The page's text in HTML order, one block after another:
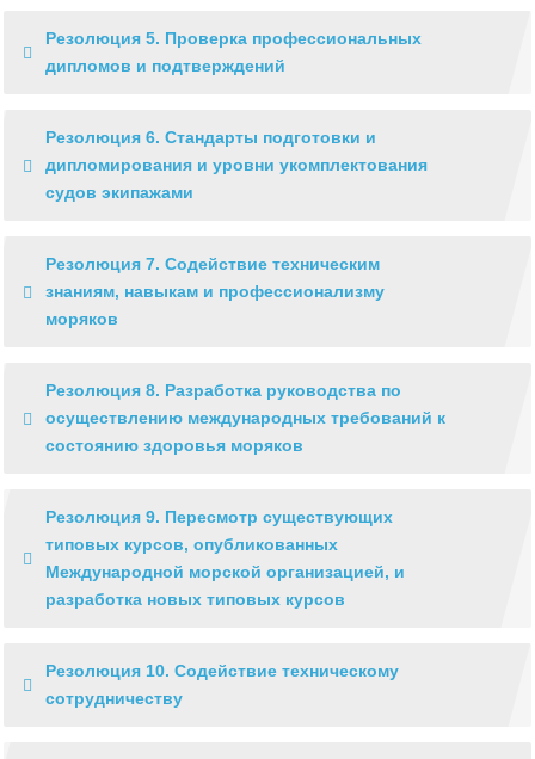
Резолюция 5. Проверка профессиональных
дипломов и подтверждений
Резолюция 6. Стандарты подготовки и
дипломирования и уровни укомплектования
судов экипажами
Резолюция 7. Содействие техническим
знаниям, навыкам и профессионализму
моряков
Резолюция 8. Разработка руководства по
осуществлению международных требований к
состоянию здоровья моряков
Резолюция 9. Пересмотр существующих
типовых курсов, опубликованных
Международной морской организацией, и
разработка новых типовых курсов
Резолюция 10. Содействие техническому
сотрудничеству